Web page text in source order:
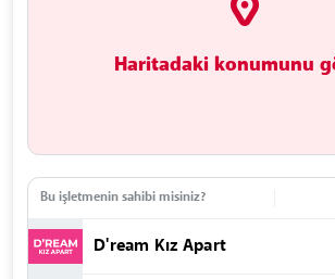
Haritadaki konumunu
Bu işletmenin sahibi misiniz?
D'ream Kız Apart